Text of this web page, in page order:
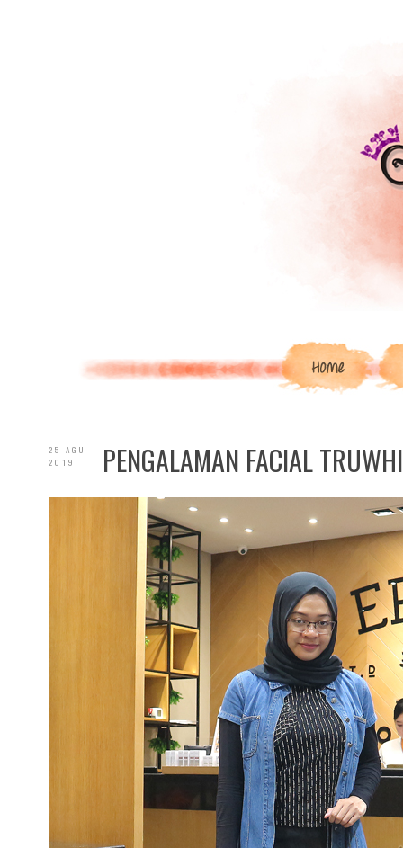
25 AGU
2019
PENGALAMAN FACIAL